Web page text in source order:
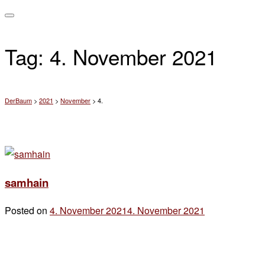
Tag: 4. November 2021
DerBaum > 2021 > November > 4.
samhain
Posted on 4. November 20214. November 2021